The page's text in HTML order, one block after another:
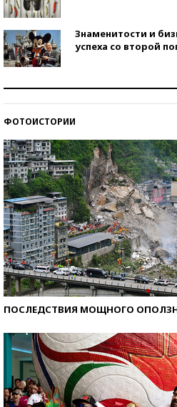
Знаменитости и
успеха со второй
ФОТОИСТОРИИ
ПОСЛЕДСТВИЯ МОЩНОГО